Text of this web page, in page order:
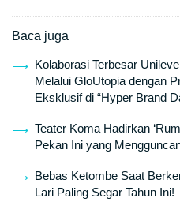
Baca juga
Kolaborasi Terbesar
Melalui GloUtopia dengan
Eksklusif di “Hyper Brand
Teater Koma Hadirkan
Pekan Ini yang
Bebas Ketombe Saat
Lari Paling Segar Tahun Ini!